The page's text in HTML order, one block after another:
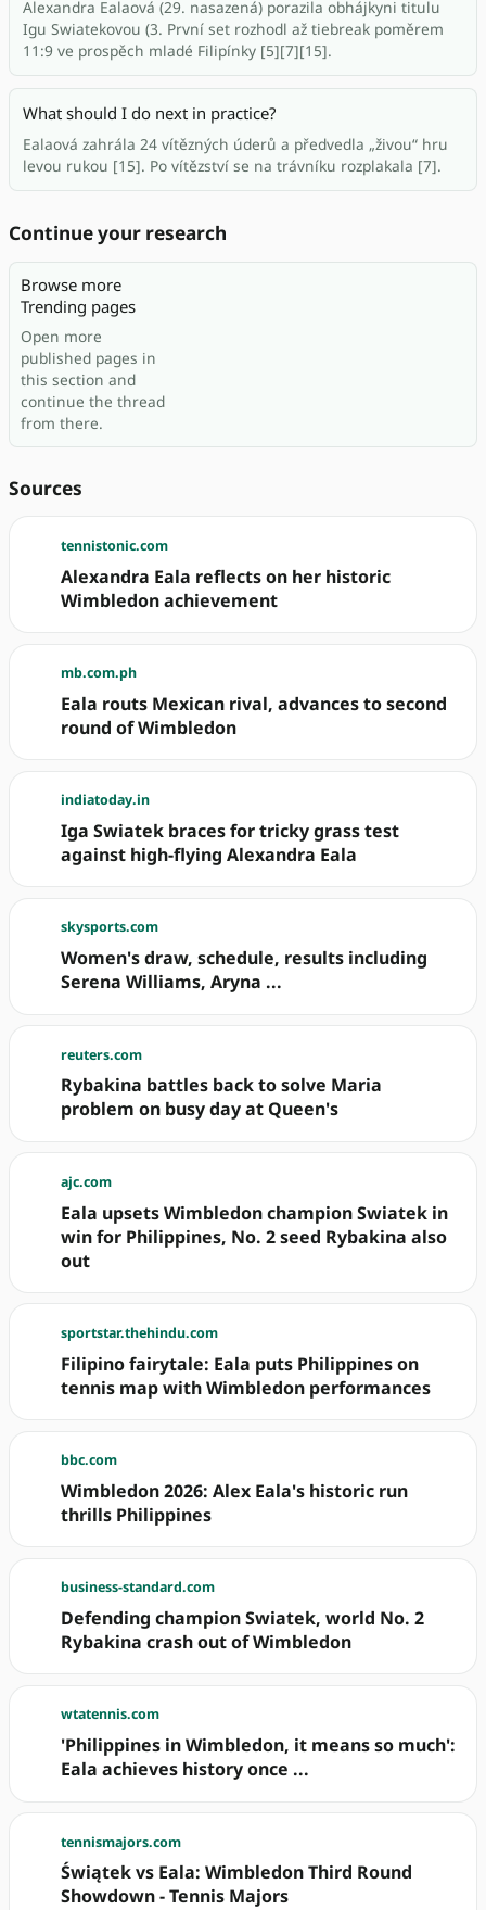
Alexandra Ealaová (29. nasazená) porazila obhájkyni titulu
Igu Swiatekovou (3. První set rozhodl až tiebreak poměrem
11:9 ve prospěch mladé Filipínky [5][7][15].
What should I do next in practice?
Ealaová zahrála 24 vítězných úderů a předvedla „živou“ hru
levou rukou [15]. Po vítězství se na trávníku rozplakala [7].
Continue your research
Browse more
Trending pages
Open more
published pages in
this section and
continue the thread
from there.
Sources
tennistonic.com
Alexandra Eala reflects on her historic
Wimbledon achievement
mb.com.ph
Eala routs Mexican rival, advances to second
round of Wimbledon
indiatoday.in
Iga Swiatek braces for tricky grass test
against high-flying Alexandra Eala
skysports.com
Women's draw, schedule, results including
Serena Williams, Aryna ...
reuters.com
Rybakina battles back to solve Maria
problem on busy day at Queen's
ajc.com
Eala upsets Wimbledon champion Swiatek in
win for Philippines, No. 2 seed Rybakina also
out
sportstar.thehindu.com
Filipino fairytale: Eala puts Philippines on
tennis map with Wimbledon performances
bbc.com
Wimbledon 2026: Alex Eala's historic run
thrills Philippines
business-standard.com
Defending champion Swiatek, world No. 2
Rybakina crash out of Wimbledon
wtatennis.com
'Philippines in Wimbledon, it means so much':
Eala achieves history once ...
tennismajors.com
Świątek vs Eala: Wimbledon Third Round
Showdown - Tennis Majors